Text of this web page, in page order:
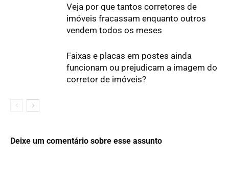
Veja por que tantos corretores de
imóveis fracassam enquanto outros
vendem todos os meses
Faixas e placas em postes ainda
funcionam ou prejudicam a imagem do
corretor de imóveis?
Deixe um comentário sobre esse assunto